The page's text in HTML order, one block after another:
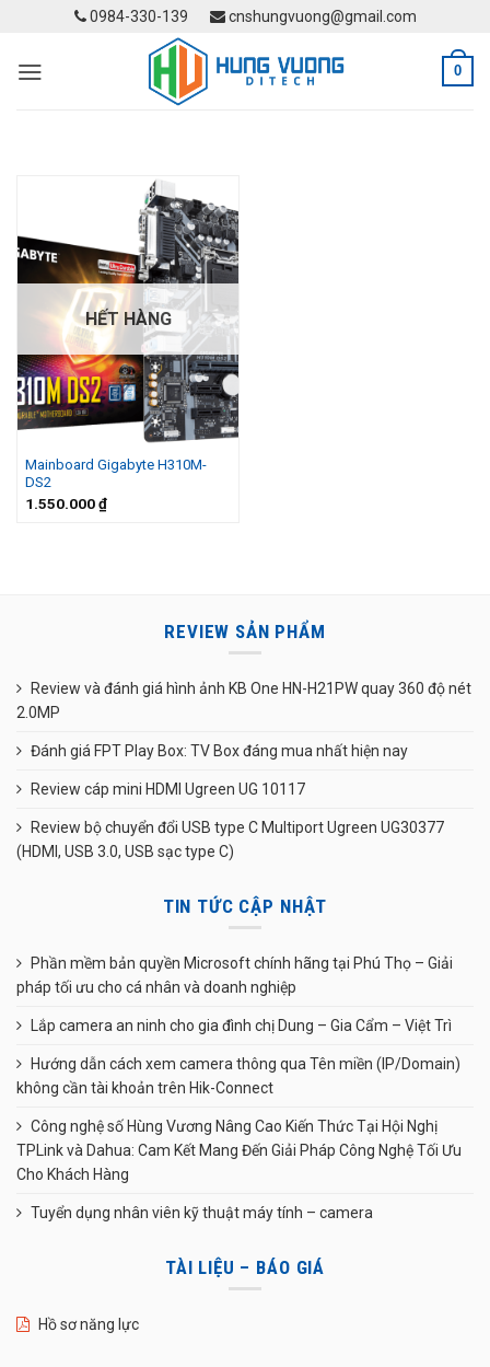
content
0984-330-139 cnshungvuong@gmail.com
0
HẾT HÀNG
Mainboard Gigabyte H310M-
DS2
1.550.000₫
REVIEW SẢN PHẨM
Review và đánh giá hình ảnh KB One HN-H21PW quay 360 độ nét
2.0MP
Đánh giá FPT Play Box: TV Box đáng mua nhất hiện nay
Review cáp mini HDMI Ugreen UG 10117
Review bộ chuyển đổi USB type C Multiport Ugreen UG30377
(HDMI, USB 3.0, USB sạc type C)
TIN TỨC CẬP NHẬT
Phần mềm bản quyền Microsoft chính hãng tại Phú Thọ – Giải
pháp tối ưu cho cá nhân và doanh nghiệp
Lắp camera an ninh cho gia đình chị Dung – Gia Cẩm – Việt Trì
Hướng dẫn cách xem camera thông qua Tên miền (IP/Domain)
không cần tài khoản trên Hik-Connect
Công nghệ số Hùng Vương Nâng Cao Kiến Thức Tại Hội Nghị
TPLink và Dahua: Cam Kết Mang Đến Giải Pháp Công Nghệ Tối Ưu
Cho Khách Hàng
Tuyển dụng nhân viên kỹ thuật máy tính – camera
TÀI LIỆU – BÁO GIÁ
Hồ sơ năng lực